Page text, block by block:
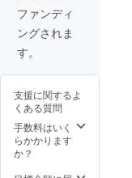
・（ブ
ルワー
と共に
ホッ
ルーツ
等を選
定し、
実際に
ビール
サイ
ズ、ま
たはプ
アーの
を必ず
ご入力
いただ
きます
ようお
の10日
間で行
いま
希望の
お知ら
せくだ
さい。
※支援時
に備考
ファンディ
ングされま
す。
支援に関するよ
くある質問
手数料はいく
らかかります
か？